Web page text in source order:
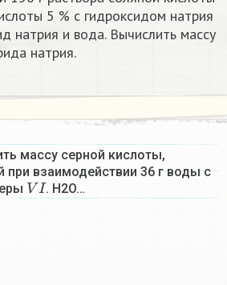
5 % с гидроксидом натрия
натрия и вода. Вычислить массу
натрия.
массу серной кислоты,
при взаимодействии 36 г воды с
VI
. H2O…